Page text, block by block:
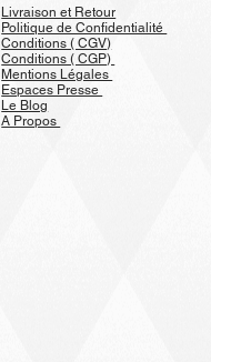
Livraison et Retour
Politique de Confidentialité
Conditions ( CGV)
Conditions ( CGP)
Mentions Légales
Espaces Presse
Le Blog
A Propos